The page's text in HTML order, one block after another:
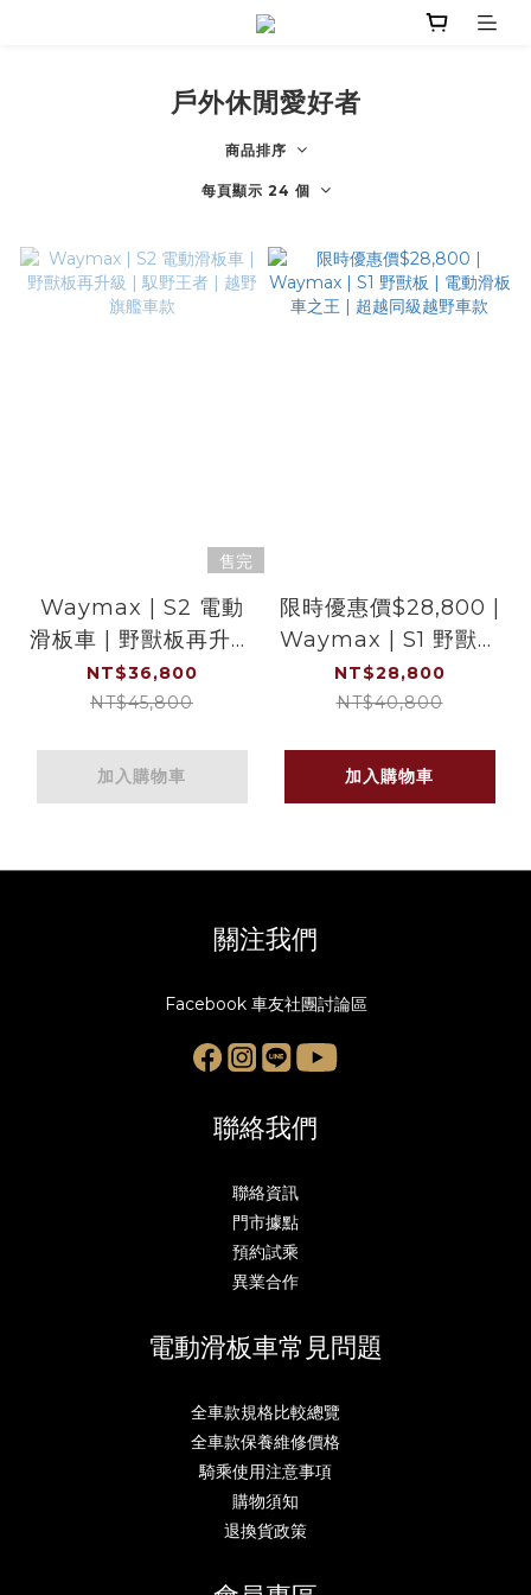
戶外休閒愛好者
商品排序
每頁顯示 24 個
售完
Waymax | S2 電動
滑板車 | 野獸板再升級
| 馭野王者 | 越野旗艦
車款
NT$36,800
NT$45,800
加入購物車
限時優惠價$28,800 |
Waymax | S1 野獸板
| 電動滑板車之王 | 超
越同級越野車款
NT$28,800
NT$40,800
加入購物車
關注我們
Facebook 車友社團討論區
聯絡我們
聯絡資訊
門市據點
預約試乘
異業合作
電動滑板車常見問題
全車款規格比較總覽
全車款保養維修價格
騎乘使用注意事項
購物須知
退換貨政策